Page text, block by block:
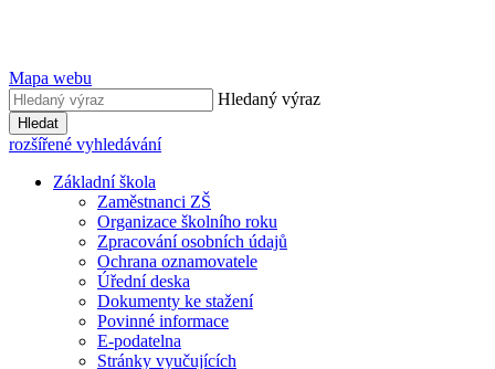
Mapa webu
Hledaný výraz
Hledat
rozšířené vyhledávání
Základní škola
Zaměstnanci ZŠ
Organizace školního roku
Zpracování osobních údajů
Ochrana oznamovatele
Úřední deska
Dokumenty ke stažení
Povinné informace
E-podatelna
Stránky vyučujících